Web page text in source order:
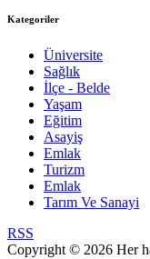
Kategoriler
Üniversite
Sağlık
İlçe - Belde
Yaşam
Eğitim
Asayiş
Emlak
Turizm
Emlak
Tarım Ve Sanayi
RSS
Copyright © 2026 Her